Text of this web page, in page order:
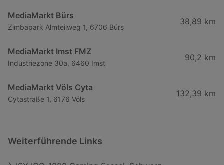
MediaMarkt Bürs
Zimbapark Almteilweg 1, 6706 Bürs
38,89 km
MediaMarkt Imst FMZ
Industriezone 30a, 6460 Imst
90,2 km
MediaMarkt Völs Cyta
Cytastraße 1, 6176 Völs
132,39 km
Weiterführende Links